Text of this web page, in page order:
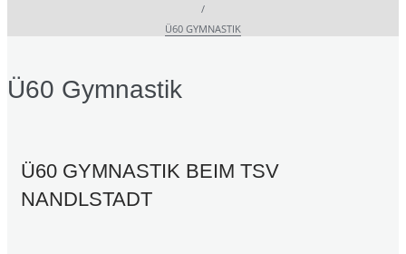
/
Ü60 GYMNASTIK
Ü60 Gymnastik
Ü60 GYMNASTIK BEIM TSV
NANDLSTADT